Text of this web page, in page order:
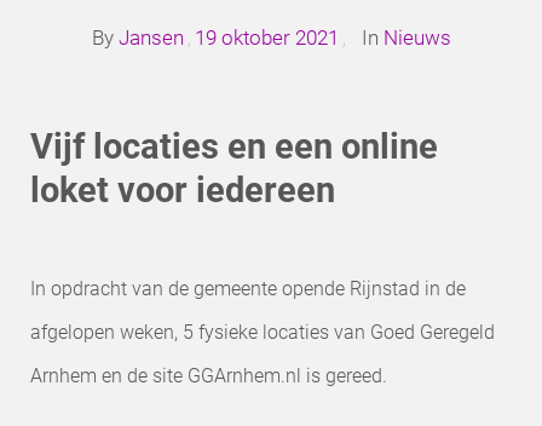
By Jansen 19 oktober 2021 In Nieuws
Vijf locaties en een online
loket voor iedereen
In opdracht van de gemeente opende Rijnstad in de
afgelopen weken, 5 fysieke locaties van Goed Geregeld
Arnhem en de site GGArnhem.nl is gereed.